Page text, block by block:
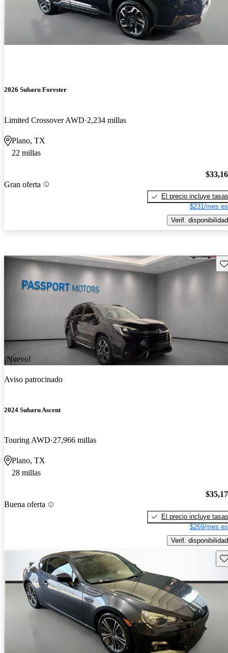
2026 Subaru Forester
Limited Crossover AWD 2,234 millas
Plano, TX
22 millas
Gran oferta
El precio incluye tasas
$231/mes
Verif. disponibilidad
¡Nuevo!
Aviso patrocinado
2024 Subaru Ascent
Touring AWD 27,966 millas
Plano, TX
28 millas
Buena oferta
El precio incluye tasas
$269/mes
Verif. disponibilidad